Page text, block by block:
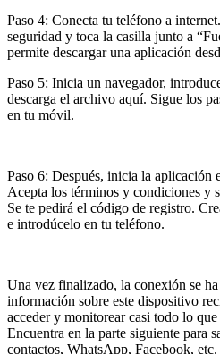
Paso 4: Conecta tu teléfono a
seguridad y toca la casilla junto a
permite descargar una aplicación
Paso 5: Inicia un navegador,
descarga el archivo aquí. Sigue los
en tu móvil.
Paso 6: Después, inicia la aplicación
Acepta los términos y condiciones y
Se te pedirá el código de registro.
e introdúcelo en tu teléfono.
Una vez finalizado, la conexión se ha
información sobre este dispositivo
acceder y monitorear casi todo lo
Encuentra en la parte siguiente para
contactos, WhatsApp, Facebook,